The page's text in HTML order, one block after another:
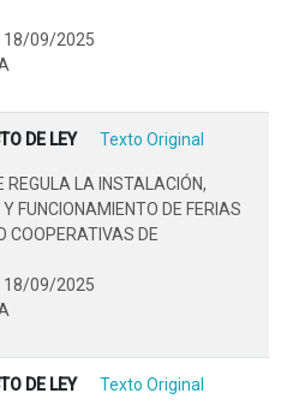
18/09/2025
DE LEY Texto Original
REGULA LA INSTALACIÓN,
FUNCIONAMIENTO DE FERIAS
COOPERATIVAS DE
18/09/2025
DE LEY Texto Original